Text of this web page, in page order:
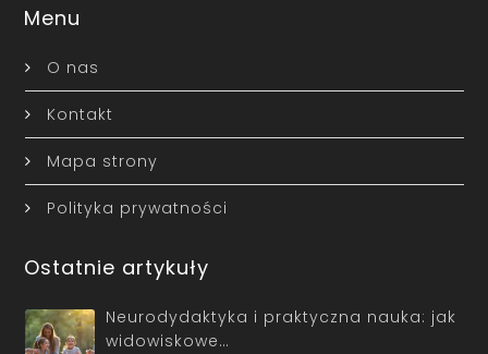
Menu
O nas
Kontakt
Mapa strony
Polityka prywatności
Ostatnie artykuły
Neurodydaktyka i praktyczna nauka: jak
widowiskowe…